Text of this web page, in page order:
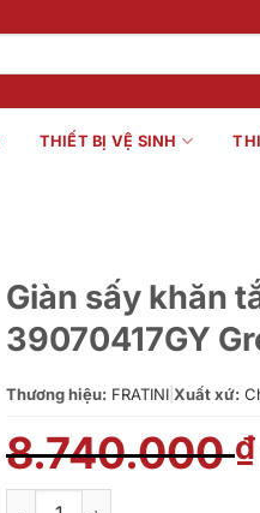
THIẾT BỊ VỆ SINH
Giàn sấy khăn
39070417GY
Thương hiệu: FRATINI Xuất xứ:
8.740.000₫
Giàn sấy khăn tắm Fratini